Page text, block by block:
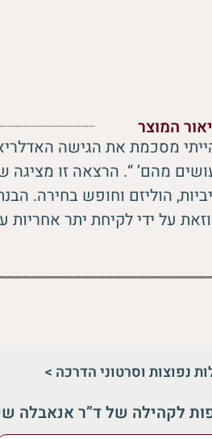
המוצר
מסכמת את הגישה
מהם’ “. הרצאה זו מציגה
הוליזם וחופש בחירה.
על ידי לקיחת יתר אחריות
נפוצות וסרטוני הדרכה >
לקהילה של ד”ר אנאבלה